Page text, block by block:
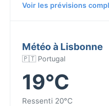
Voir les prévisions
Météo à Lisbonne
🇵🇹 Portugal
19°C
Ressenti 20°C